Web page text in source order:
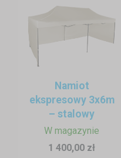
Namiot
ekspresowy 3x6m
– stalowy
W magazynie
1 400,00 zł